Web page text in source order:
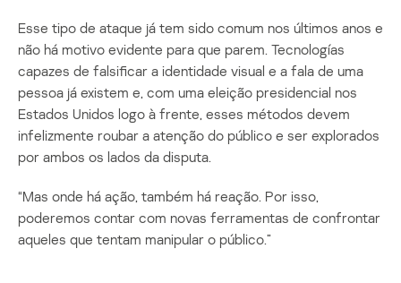
Esse tipo de ataque já tem sido comum nos últimos anos e
não há motivo evidente para que parem. Tecnologías
capazes de falsificar a identidade visual e a fala de uma
pessoa já existem e, com uma eleição presidencial nos
Estados Unidos logo à frente, esses métodos devem
infelizmente roubar a atenção do público e ser explorados
por ambos os lados da disputa.
“Mas onde há ação, também há reação. Por isso,
poderemos contar com novas ferramentas de confrontar
aqueles que tentam manipular o público.”